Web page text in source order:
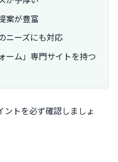
案が豊富
ニーズにも対応
ーム」専門サイトを持つ
トを必ず確認しましょ